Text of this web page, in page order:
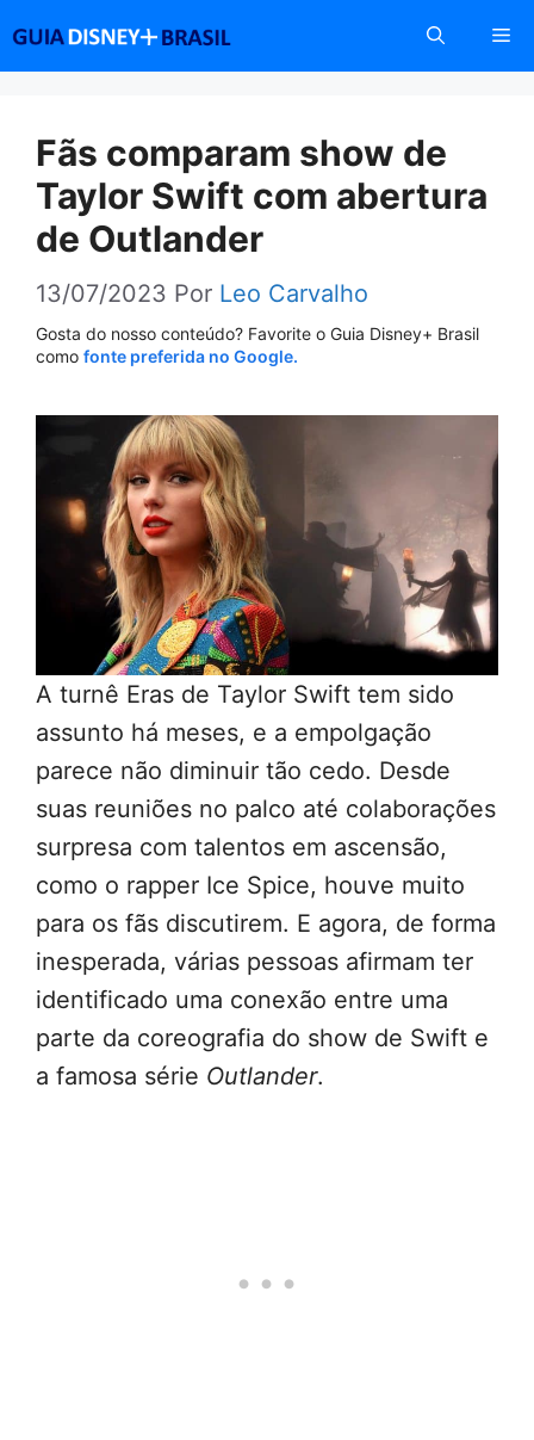
conteúdo
Fãs comparam show de
Taylor Swift com abertura
de Outlander
13/07/2023 Por Leo Carvalho
Gosta do nosso conteúdo? Favorite o Guia Disney+ Brasil
como fonte preferida no Google.
A turnê Eras de Taylor Swift tem sido
assunto há meses, e a empolgação
parece não diminuir tão cedo. Desde
suas reuniões no palco até colaborações
surpresa com talentos em ascensão,
como o rapper Ice Spice, houve muito
para os fãs discutirem. E agora, de forma
inesperada, várias pessoas afirmam ter
identificado uma conexão entre uma
parte da coreografia do show de Swift e
a famosa série Outlander.